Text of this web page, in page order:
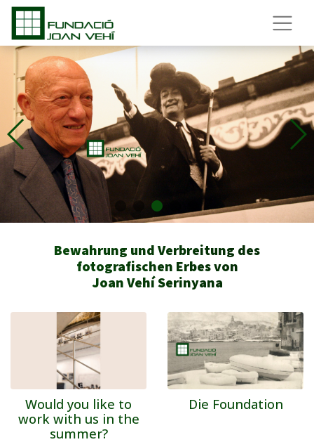
Bewahrung und Verbreitung des
fotografischen Erbes von
Joan Vehí Serinyana
Would you like to
work with us in the
summer?
Die Foundation